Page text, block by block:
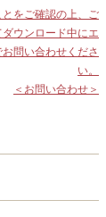
をご確認の上、ご
ウンロード中にエ
問い合わせくださ
い。
＜お問い合わせ＞